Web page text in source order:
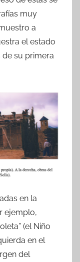
muy
a
el estado
de su primera
en la
ejemplo,
(el Niño
en el
del